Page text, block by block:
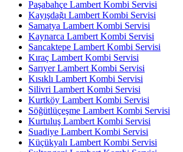
Paşabahçe Lambert Kombi Servisi
Kayışdağı Lambert Kombi Servisi
Samatya Lambert Kombi Servisi
Kaynarca Lambert Kombi Servisi
Sancaktepe Lambert Kombi Servisi
Kıraç Lambert Kombi Servisi
Sarıyer Lambert Kombi Servisi
Kısıklı Lambert Kombi Servisi
Silivri Lambert Kombi Servisi
Kurtköy Lambert Kombi Servisi
Söğütlüçeşme Lambert Kombi Servisi
Kurtuluş Lambert Kombi Servisi
Suadiye Lambert Kombi Servisi
Küçükyalı Lambert Kombi Servisi